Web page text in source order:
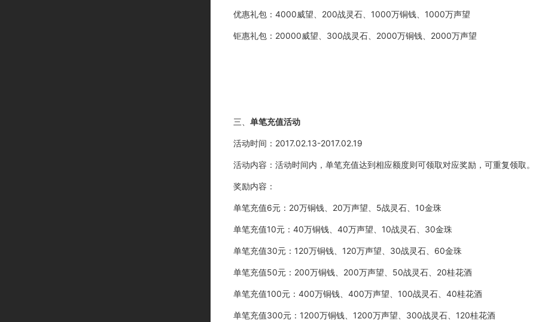
优惠礼包 ： 4000威望、200战灵石、1000万铜钱、1000万声望
钜惠礼包 ： 20000威望、300战灵石、2000万铜钱、2000万声望
三、 单笔充值活动
活动时间： 2017.02.13-2017.02.19
活动内容：活动时间内，单笔充值达到相应额度则可领取对应奖励，可重复领取。
奖励内容：
单笔充值6元： 20万铜钱、20万声望、5战灵石、10金珠
单笔充值10元： 40万铜钱、40万声望、10战灵石、30金珠
单笔充值30元： 120万铜钱、120万声望、30战灵石、60金珠
单笔充值50元： 200万铜钱、200万声望、50战灵石、20桂花酒
单笔充值100元： 400万铜钱、400万声望、100战灵石、40桂花酒
单笔充值300元： 1200万铜钱、1200万声望、300战灵石、120桂花酒